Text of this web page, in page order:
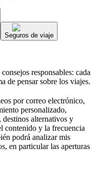
Seguros de viaje
responsables: cada
de pensar sobre los viajes.
por correo electrónico,
personalizado,
alternativos y
contenido y la frecuencia
podrá analizar mis
en particular las aperturas